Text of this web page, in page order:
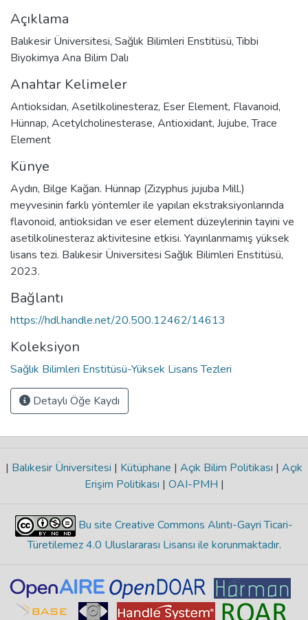
Açıklama
Balıkesir Üniversitesi, Sağlık Bilimleri Enstitüsü, Tıbbi
Biyokimya Ana Bilim Dalı
Anahtar Kelimeler
Antioksidan, Asetilkolinesteraz, Eser Element, Flavanoid,
Hünnap, Acetylcholinesterase, Antioxidant, Jujube,Trace
Element
Künye
Aydın, Bilge Kağan. Hünnap (Zizyphus jujuba Mill.)
meyvesinin farklı yöntemler ile yapılan ekstraksiyonlarında
flavonoid, antioksidan ve eser element düzeylerinin tayini ve
asetilkolinesteraz aktivitesine etkisi. Yayınlanmamış yüksek
lisans tezi. Balıkesir Üniversitesi Sağlık Bilimleri Enstitüsü,
2023.
Bağlantı
https://hdl.handle.net/20.500.12462/14613
Koleksiyon
Sağlık Bilimleri Enstitüsü-Yüksek Lisans Tezleri
Detaylı Öğe Kaydı
| Balıkesir Üniversitesi | Kütüphane | Açık Bilim Politikası | Açık
Erişim Politikası | OAI-PMH |
Bu site Creative Commons Alıntı-Gayri Ticari-
Türetilemez 4.0 Uluslararası Lisansı ile korunmaktadır.